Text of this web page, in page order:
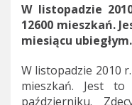
W listopadzie
12600 mieszkań.
miesiącu ubiegłym.
W listopadzie 2010
mieszkań. Jest
październiku.